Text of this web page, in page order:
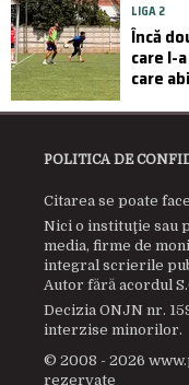
LIGA 2
Încă
care l-
care
POLITICA DE
Citarea se poate
Nici o instituţie sau
media, firme de
integral scrierile
Autor fără acordul
Decizia ONJN nr.
interzise minorilor.
© 2008 - 2026
rezervate